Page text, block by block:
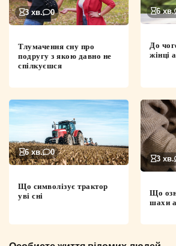
3 хв. 0
Тлумачення сну про
подругу з якою давно не
спілкуєшся
6 хв.
До
жінці
6 хв. 0
Що символізує трактор
уві сні
3 хв.
Що
шахи